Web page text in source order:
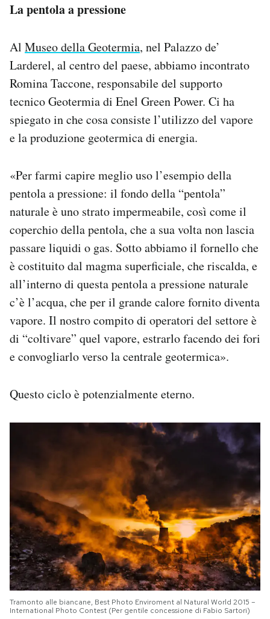
La pentola a pressione
Al Museo della Geotermia, nel Palazzo de’
Larderel, al centro del paese, abbiamo incontrato
Romina Taccone, responsabile del supporto
tecnico Geotermia di Enel Green Power. Ci ha
spiegato in che cosa consiste l’utilizzo del vapore
e la produzione geotermica di energia.
«Per farmi capire meglio uso l’esempio della
pentola a pressione: il fondo della “pentola”
naturale è uno strato impermeabile, così come il
coperchio della pentola, che a sua volta non lascia
passare liquidi o gas. Sotto abbiamo il fornello che
è costituito dal magma superficiale, che riscalda, e
all’interno di questa pentola a pressione naturale
c’è l’acqua, che per il grande calore fornito diventa
vapore. Il nostro compito di operatori del settore è
di “coltivare” quel vapore, estrarlo facendo dei fori
e convogliarlo verso la centrale geotermica».
Questo ciclo è potenzialmente eterno.
Tramonto alle biancane, Best Photo Enviroment al Natural World 2015 –
International Photo Contest (Per gentile concessione di Fabio Sartori)